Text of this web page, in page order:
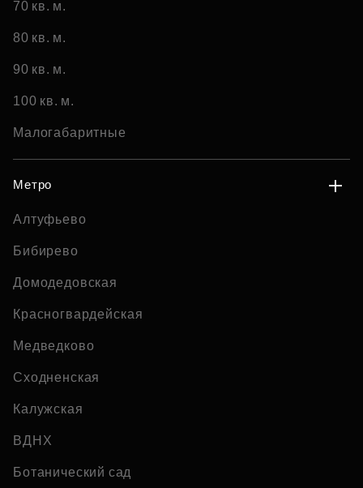
70 кв. м.
80 кв. м.
90 кв. м.
100 кв. м.
Малогабаритные
Метро
Алтуфьево
Бибирево
Домодедовская
Красногвардейская
Медведково
Сходненская
Калужская
ВДНХ
Ботанический сад